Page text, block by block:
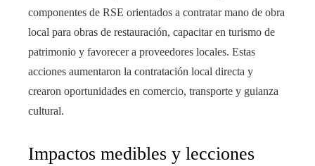
componentes de RSE orientados a contratar mano de obra
local para obras de restauración, capacitar en turismo de
patrimonio y favorecer a proveedores locales. Estas
acciones aumentaron la contratación local directa y
crearon oportunidades en comercio, transporte y guianza
cultural.
Impactos medibles y lecciones